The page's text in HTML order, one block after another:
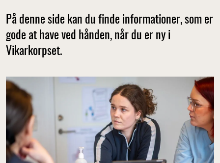
På denne side kan du finde informationer, som er
gode at have ved hånden, når du er ny i
Vikarkorpset.